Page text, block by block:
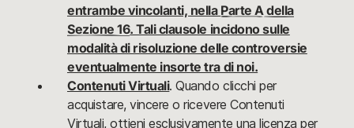
entrambe vincolanti, nella Parte A della
Sezione 16. Tali clausole incidono sulle
modalità di risoluzione delle controversie
eventualmente insorte tra di noi.
Contenuti Virtuali. Quando clicchi per
acquistare, vincere o ricevere Contenuti
Virtuali, ottieni esclusivamente una licenza per